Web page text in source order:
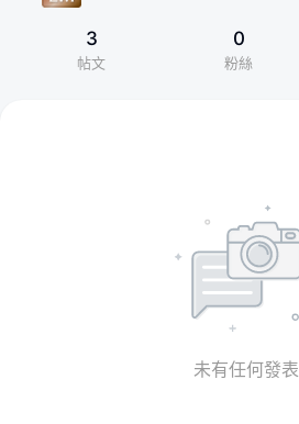
3
帖文
0
粉絲
未有任何發表